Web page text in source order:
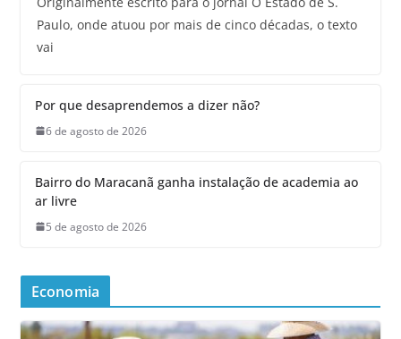
Paulo, onde atuou por mais de cinco décadas, o texto
vai
Por que desaprendemos a dizer não?
6 de agosto de 2026
Bairro do Maracanã ganha instalação de academia ao
ar livre
5 de agosto de 2026
Economia